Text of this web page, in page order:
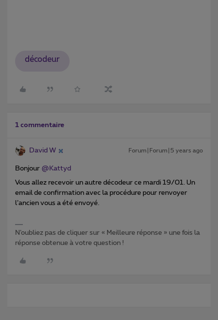
décodeur
1 commentaire
David W Forum|Forum|5 years ago
Bonjour @Kattyd
Vous allez recevoir un autre décodeur ce mardi 19/01. Un
email de confirmation avec la procédure pour renvoyer
l’ancien vous a été envoyé.
N’oubliez pas de cliquer sur « Meilleure réponse » une fois la
réponse obtenue à votre question !